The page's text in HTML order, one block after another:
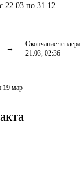
с 22.03 по 31.12
Окончание тендера
21.03, 02:36
19 мар